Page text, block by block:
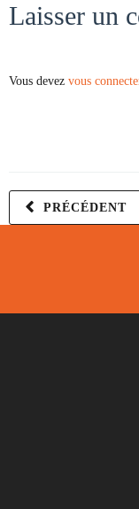
Laisser un
Vous devez vous
PRÉCÉDENT